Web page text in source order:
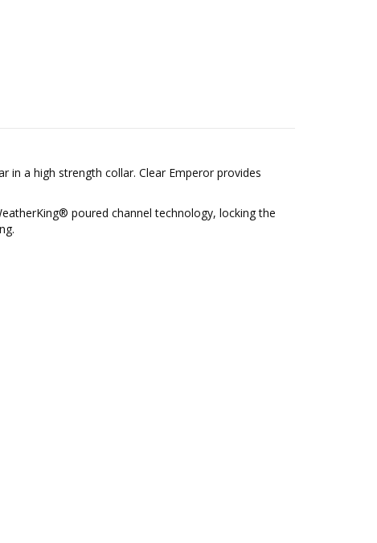
in a high strength collar. Clear Emperor provides
poured channel technology, locking the